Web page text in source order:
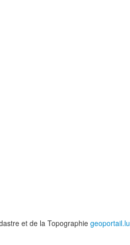
et de la Topographie geoportail.lu